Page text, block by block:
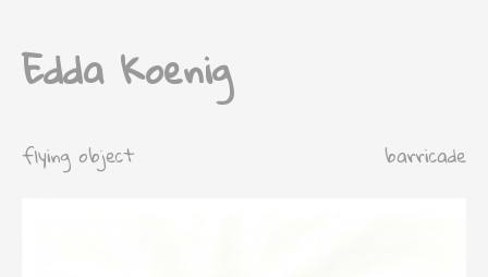
Edda Koenig
flying object barricade